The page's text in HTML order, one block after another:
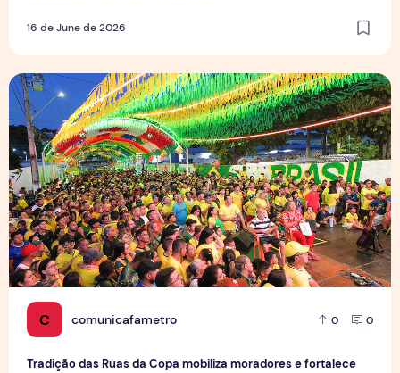
16 de June de 2026
C comunicafametro 0 0
Tradição das Ruas da Copa mobiliza moradores e fortalece
Tradição das Ruas da Copa mobiliza moradores e